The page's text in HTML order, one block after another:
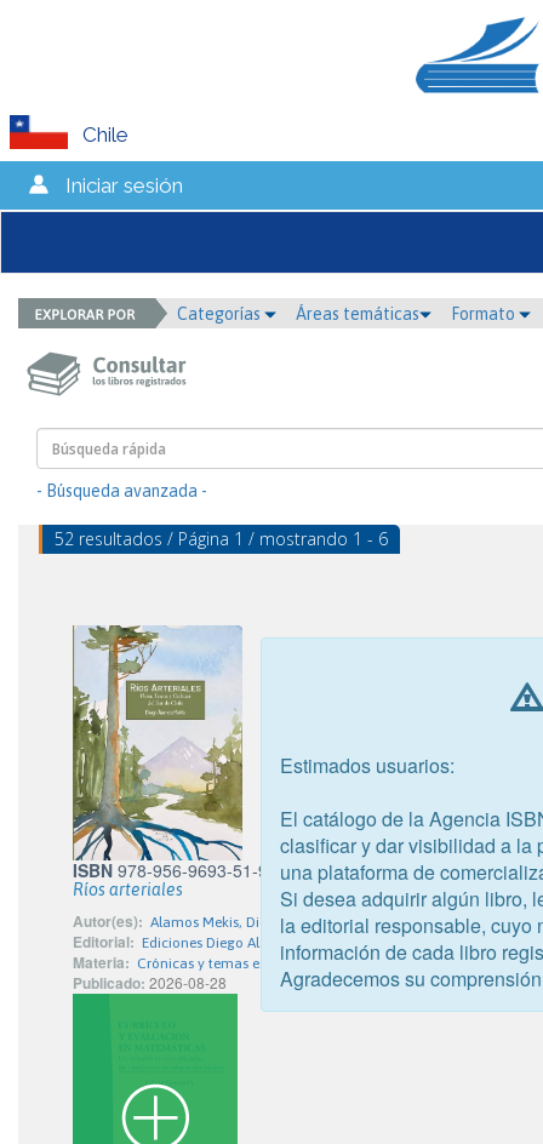
Chile
Iniciar sesión
Categorías Áreas temáticas Formato
- Búsqueda avanzada -
52 resultados / Página 1 / mostrando 1 - 6
ISBN 978-956-9693-51-9
Ríos arteriales
Autor(es): Alamos Mekis, Diego
Editorial: Ediciones Diego Alamos - Ediciones del Desierto
Materia: Crónicas y temas especiales
Publicado: 2026-08-28
Estimados usuarios:
El catálogo de la Agencia
clasificar y dar visibilidad a la
una plataforma de
Si desea adquirir algún libro,
la editorial responsable, cuyo
información de cada libro
Agradecemos su